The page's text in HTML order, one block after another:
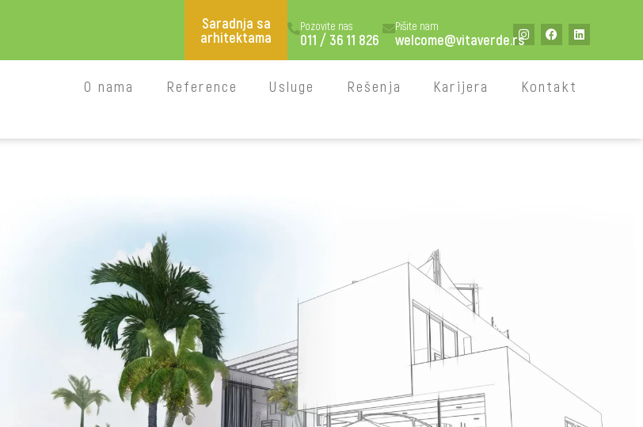
Pišite nam
welcome@vitaverde.rs
Pozovite nas
011 / 36 11 826
Saradnja sa
arhitektama
O nama Reference Usluge Rešenja Karijera Kontakt